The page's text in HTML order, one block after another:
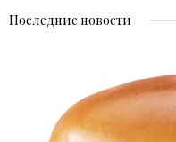
Последние новости